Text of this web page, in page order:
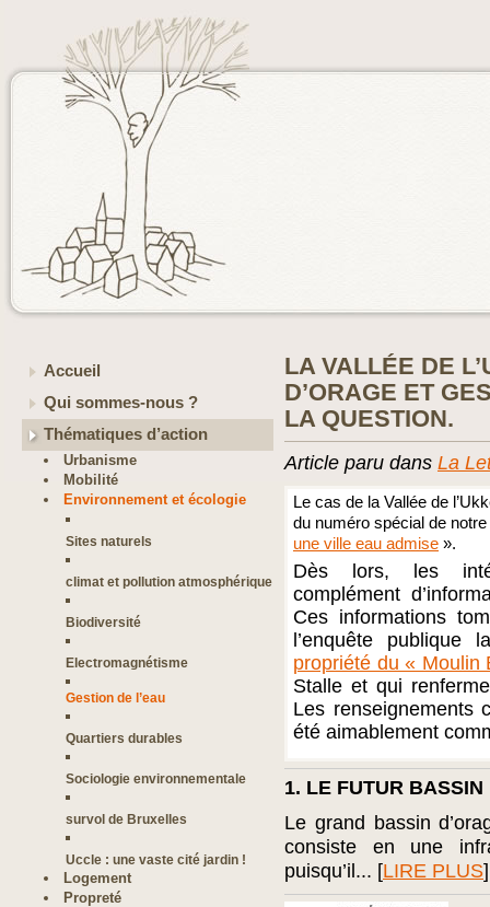
Accueil
Qui sommes-nous ?
Thématiques d’action
Urbanisme
Mobilité
Environnement et écologie
Sites naturels
climat et pollution atmosphérique
Biodiversité
Electromagnétisme
Gestion de l’eau
Quartiers durables
Sociologie environnementale
survol de Bruxelles
Uccle : une vaste cité jardin !
Logement
Propreté
LA VALLÉE DE
D’ORAGE ET
LA QUESTION.
Article paru dans La
Le cas de la Vallée de
du numéro spécial de
une ville eau admise ».
Dès lors, les
complément
Ces informations
l’enquête
propriété du « Moulin
Stalle et qui
Les renseignements
été aimablement
1. LE FUTUR BASSIN
Le grand bassin
consiste en une
puisqu’il... [LIRE PLUS]